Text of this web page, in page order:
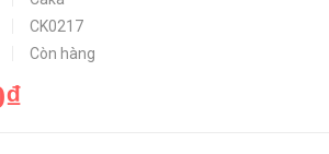
CK0217
Còn hàng